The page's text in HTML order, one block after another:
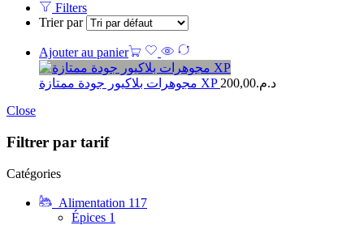
Filters
Trier par
Ajouter au panier
مجوهرات بلاكيور جودة ممتازة XP د.م.200,00
Close
Filtrer par tarif
Catégories
Alimentation 117
Épices 1